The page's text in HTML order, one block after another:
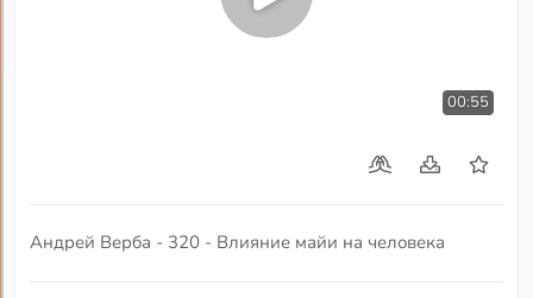
00:55
Андрей Верба - 320 - Влияние майи на человека